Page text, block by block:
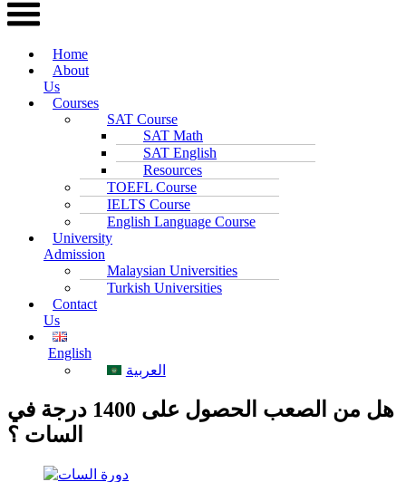
Home
About
Us
Courses
SAT Course
SAT Math
SAT English
Resources
TOEFL Course
IELTS Course
English Language Course
University
Admission
Malaysian Universities
Turkish Universities
Contact
Us
English
العربية
هل من الصعب الحصول على 1400 درجة في
السات ؟